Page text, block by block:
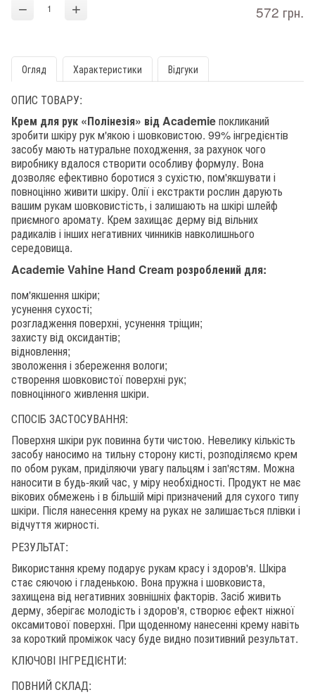
− + 572 грн.
Огляд Характеристики Відгуки
ОПИС ТОВАРУ:
Крем для рук «Полінезія» від Academieпокликаний
зробити шкіру рук м'якою і шовковистою. 99% інгредієнтів
засобу мають натуральне походження, за рахунок чого
виробнику вдалося створити особливу формулу. Вона
дозволяє ефективно боротися з сухістю, пом'якшувати і
повноцінно живити шкіру. Олії і екстракти рослин дарують
вашим рукам шовковистість, і залишають на шкірі шлейф
приємного аромату. Крем захищає дерму від вільних
радикалів і інших негативних чинників навколишнього
середовища.
Academie Vahine Hand Cream розроблений для:
пом'якшення шкіри;
усунення сухості;
розгладження поверхні, усунення тріщин;
захисту від оксидантів;
відновлення;
зволоження і збереження вологи;
створення шовковистої поверхні рук;
повноцінного живлення шкіри.
СПОСІБ ЗАСТОСУВАННЯ:
Поверхня шкіри рук повинна бути чистою. Невелику кількість
засобу наносимо на тильну сторону кисті, розподіляємо крем
по обом рукам, приділяючи увагу пальцям і зап'ястям. Можна
наносити в будь-який час, у міру необхідності. Продукт не має
вікових обмежень і в більшій мірі призначений для сухого типу
шкіри. Після нанесення крему на руках не залишається плівки і
відчуття жирності.
РЕЗУЛЬТАТ:
Використання крему подарує рукам красу і здоров'я. Шкіра
стає сяючою і гладенькою. Вона пружна і шовковиста,
захищена від негативних зовнішніх факторів. Засіб живить
дерму, зберігає молодість і здоров'я, створює ефект ніжної
оксамитової поверхні. При щоденному нанесенні крему навіть
за короткий проміжок часу буде видно позитивний результат.
КЛЮЧОВІ ІНГРЕДІЄНТИ:
ПОВНИЙ СКЛАД: